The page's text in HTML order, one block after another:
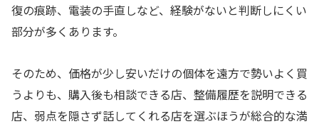
復の痕跡、電装の手直しなど、経験がないと判断しにくい
部分が多くあります。
そのため、価格が少し安いだけの個体を遠方で勢いよく買
うよりも、購入後も相談できる店、整備履歴を説明できる
店、弱点を隠さず話してくれる店を選ぶほうが総合的な満